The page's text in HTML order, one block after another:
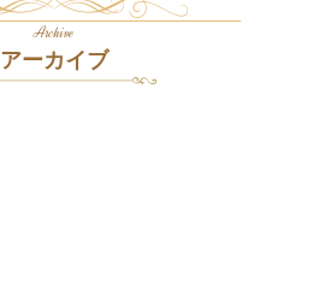
Archive
アーカイブ